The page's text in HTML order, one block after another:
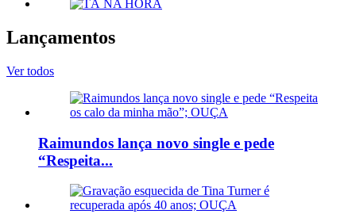
Lançamentos
Ver todos
Raimundos lança novo single e pede
“Respeita...